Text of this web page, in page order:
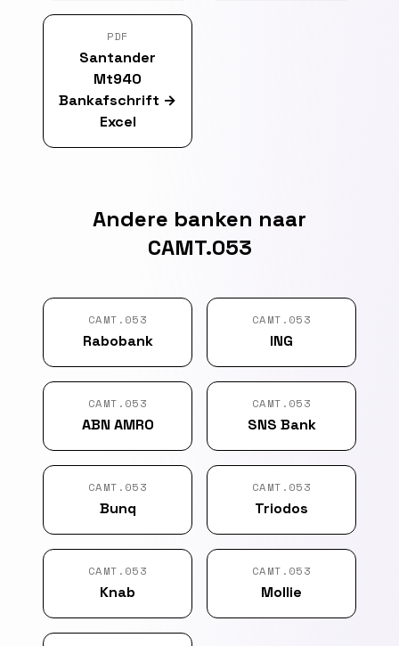
PDF
Santander
Mt940
Bankafschrift →
Excel
Andere banken naar
CAMT.053
CAMT.053
Rabobank
CAMT.053
ING
CAMT.053
ABN AMRO
CAMT.053
SNS Bank
CAMT.053
Bunq
CAMT.053
Triodos
CAMT.053
Knab
CAMT.053
Mollie